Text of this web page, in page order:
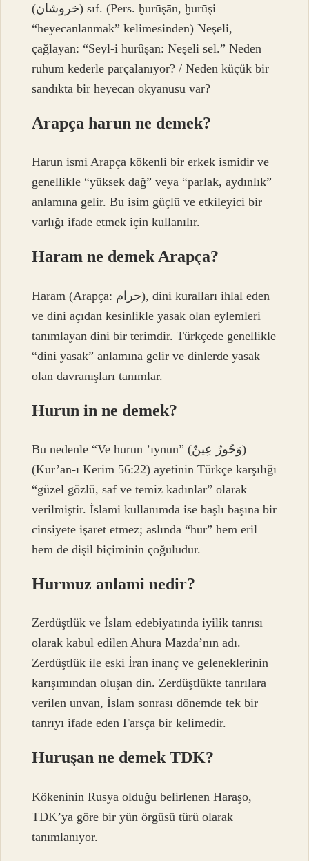
(ﺧﺮﻭﺷﺎﻥ) sıf. (Pers. ḫurūşān, ḫurūşі
“heyecanlanmak” kelimesinden) Neşeli,
çağlayan: “Seyl-i hurûşan: Neşeli sel.” Neden
ruhum kederle parçalanıyor? / Neden küçük bir
sandıkta bir heyecan okyanusu var?
Arapça harun ne demek?
Harun ismi Arapça kökenli bir erkek ismidir ve
genellikle “yüksek dağ” veya “parlak, aydınlık”
anlamına gelir. Bu isim güçlü ve etkileyici bir
varlığı ifade etmek için kullanılır.
Haram ne demek Arapça?
Haram (Arapça: حرام), dini kuralları ihlal eden
ve dini açıdan kesinlikle yasak olan eylemleri
tanımlayan dini bir terimdir. Türkçede genellikle
“dini yasak” anlamına gelir ve dinlerde yasak
olan davranışları tanımlar.
Hurun in ne demek?
Bu nedenle “Ve hurun ​​​​​​​​’ıynun” (وَحُورٌ عِينٌ)
(Kur’an-ı Kerim 56:22) ayetinin Türkçe karşılığı
“güzel gözlü, saf ve temiz kadınlar” olarak
verilmiştir. İslami kullanımda ise başlı başına bir
cinsiyete işaret etmez; aslında “hur” hem eril
hem de dişil biçiminin çoğuludur.
Hurmuz anlami nedir?
Zerdüştlük ve İslam edebiyatında iyilik tanrısı
olarak kabul edilen Ahura Mazda’nın adı.
Zerdüştlük ile eski İran inanç ve geleneklerinin
karışımından oluşan din. Zerdüştlükte tanrılara
verilen unvan, İslam sonrası dönemde tek bir
tanrıyı ifade eden Farsça bir kelimedir.
Huruşan ne demek TDK?
Kökeninin Rusya olduğu belirlenen Haraşo,
TDK’ya göre bir yün örgüsü türü olarak
tanımlanıyor.